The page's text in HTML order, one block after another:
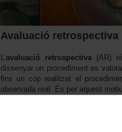
Avaluació retrospectiva
L’avaluació retrospectiva(AR) té
dissenyar un procediment es
fins un cop realitzat el
observada real. És per aquest